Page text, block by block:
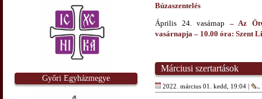
Győri Egyházmegye
Búzaszentelés
Április 24. vasárnap – Az
vasárnapja – 10.00 óra: Szent
Márciusi szertartások
2022. március 01. kedd, 19:04 |